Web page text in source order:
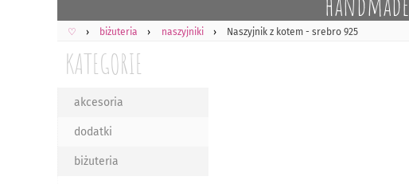
♡ biżuteria naszyjniki Naszyjnik z kotem - srebro 925
KATEGORIE
akcesoria
dodatki
biżuteria